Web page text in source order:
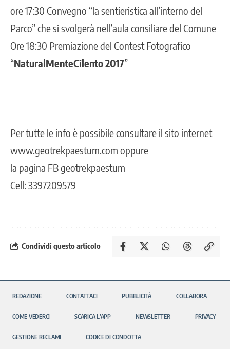
ore 17:30 Convegno “la sentieristica all’interno del
Parco” che si svolgerà nell’aula consiliare del Comune
Ore 18:30 Premiazione del Contest Fotografico
“NaturalMenteCilento 2017”
Per tutte le info è possibile consultare il sito internet
www.geotrekpaestum.com oppure
la pagina FB geotrekpaestum
Cell: 3397209579
Condividi questo articolo
REDAZIONE CONTATTACI PUBBLICITÀ COLLABORA
COME VEDERCI SCARICA L’APP NEWSLETTER PRIVACY
GESTIONE RECLAMI CODICE DI CONDOTTA